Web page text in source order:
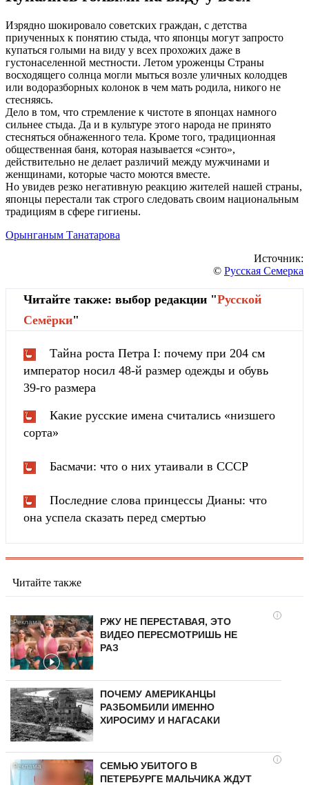
Изрядно шокировало советских граждан, с детства
приученных к понятию стыда, что японцы могут запросто
купаться голыми на виду у всех прохожих даже в
густонаселенной местности. Летом уроженцы Страны
восходящего солнца могли мыться возле уличных колодцев
или водоразборных колонок в чем мать родила, никого не
стесняясь.
Дело в том, что стремление к чистоте в японцах намного
сильнее стыда. Да и в культуре этого народа не принято
стесняться обнаженного тела. Кроме того, традиционная
общественная баня, которая называется «сэнто»,
действительно не делает различий между мужчинами и
женщинами, которые часто моются вместе.
Но увидев резко негативную реакцию жителей нашей страны,
японцы перестали так строго следовать своим национальным
традициям в сфере гигиены.
Орынганым Танатарова
Источник:
© Русская Семерка
Читайте также: выбор редакции "Русской
Cемёрки"
Тайна роста Петра I: почему при 204 см
император носил 48-й размер одежды и обувь
39-го размера
Какие русские имена считались «низшего
сорта»
Басмачи: что о них утаивали в СССР
Последние слова принцессы Дианы: что
она успела сказать перед смертью
Читайте также
i
РЖУ НЕ ПЕРЕСТАВАЯ, ЭТО
ВИДЕО ПЕРЕСМОТРИШЬ НЕ
РАЗ
ПОЧЕМУ АМЕРИКАНЦЫ
РАЗБОМБИЛИ ИМЕННО
ХИРОСИМУ И НАГАСАКИ
i
СЕМЬЮ УБИТОГО В
ПЕТЕРБУРГЕ МАЛЬЧИКА ЖДУТ